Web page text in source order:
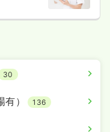
詳細を見る
30
） 136